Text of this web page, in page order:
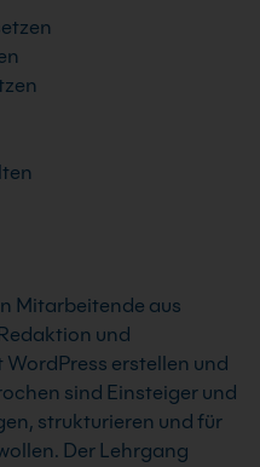
Mitarbeitende aus
und
erstellen und
sind Einsteiger und
strukturieren und für
Der Lehrgang